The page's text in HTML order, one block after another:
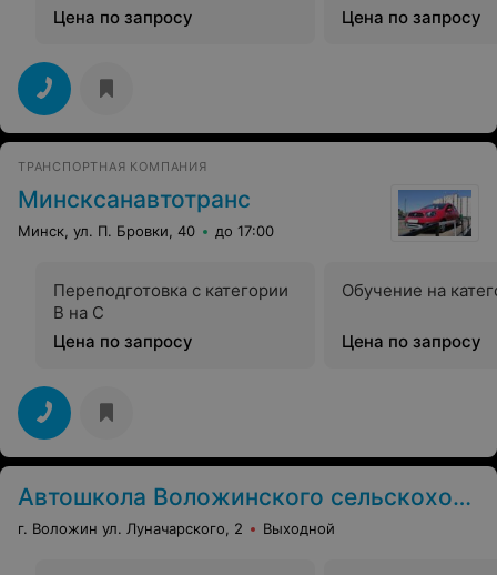
Цена по запросу
Цена по запросу
ТРАНСПОРТНАЯ КОМПАНИЯ
Минсксанавтотранс
Минск, ул. П. Бровки, 40 до 17:00
Переподготовка с категории
В на С
Цена по запросу
Обучение на
Цена по запросу
Автошкола Воложинского сельскохозяйственного профлицея
г. Воложин ул. Луначарского, 2 Выходной